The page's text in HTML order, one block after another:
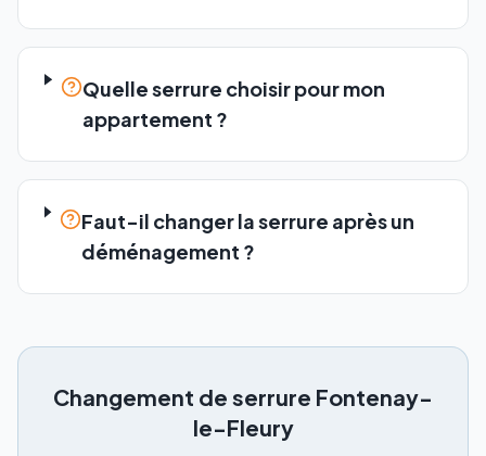
Quelle serrure choisir pour mon
appartement ?
Faut-il changer la serrure après un
déménagement ?
Changement de serrure Fontenay-
le-Fleury